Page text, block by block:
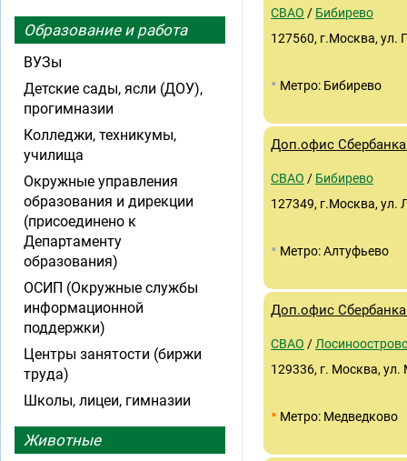
СВАО / Бибирево
127560, г.Москва, ул.
• Метро: Бибирево
Доп.офис
СВАО / Бибирево
127349, г.Москва, ул.
• Метро: Алтуфьево
Доп.офис
СВАО /
129336, г. Москва,
• Метро: Медведково
Образование и работа
ВУЗы
Детские сады, ясли (ДОУ),
прогимназии
Колледжи, техникумы,
училища
Окружные управления
образования и дирекции
(присоединено к
Департаменту
образования)
ОСИП (Окружные службы
информационной
поддержки)
Центры занятости (биржи
труда)
Школы, лицеи, гимназии
Животные